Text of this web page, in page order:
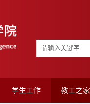
学生工作 教工之家